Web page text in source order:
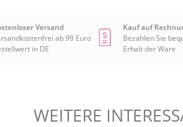
Versand
ab 99 Euro
in DE
Kauf auf
Bezahlen Sie
Erhalt der Ware
WEITERE